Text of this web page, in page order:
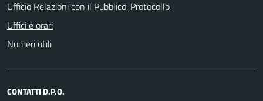
Ufficio Relazioni con il Pubblico, Protocollo
Uffici e orari
Numeri utili
CONTATTI D.P.O.